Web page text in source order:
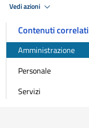
Vedi azioni
Contenuti correlati
Amministrazione
Personale
Servizi